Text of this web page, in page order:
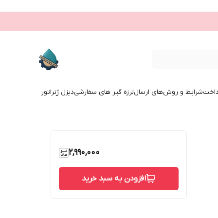
شرایط و روش‌های ارساللرزه گیر های سفارشیدیزل ژنراتور
2,990,000
افزودن به سبد خرید